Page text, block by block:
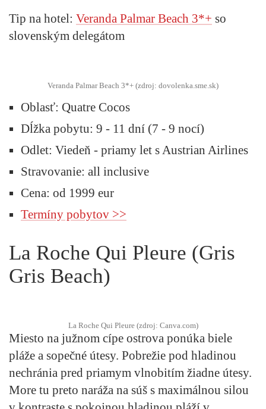
Tip na hotel: Veranda Palmar Beach 3*+ so
slovenským delegátom
Veranda Palmar Beach 3*+ (zdroj: dovolenka.sme.sk)
Oblasť: Quatre Cocos
Dĺžka pobytu: 9 - 11 dní (7 - 9 nocí)
Odlet: Viedeň - priamy let s Austrian Airlines
Stravovanie: all inclusive
Cena: od 1999 eur
Termíny pobytov >>
La Roche Qui Pleure (Gris
Gris Beach)
La Roche Qui Pleure (zdroj: Canva.com)
Miesto na južnom cípe ostrova ponúka biele
pláže a sopečné útesy. Pobrežie pod hladinou
nechránia pred priamym vlnobitím žiadne útesy.
More tu preto naráža na súš s maximálnou silou